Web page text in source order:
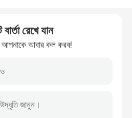
রেখে যান
আপনাকে আবার কল করব!